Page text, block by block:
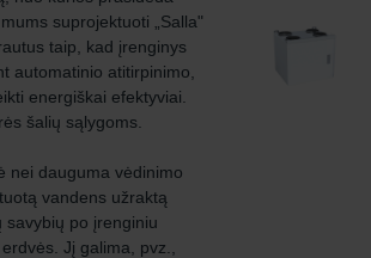
suprojektuoti „Salla"
taip, kad įrenginys
automatinio atitirpinimo,
energiškai efektyviai.
šalių sąlygoms.
vandens užraktą
savybių po įrenginiu
Jį galima, pvz.,